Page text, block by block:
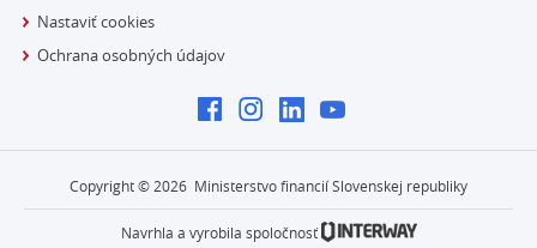
Nastaviť cookies
Ochrana osobných údajov
Copyright © 2026 Ministerstvo financií Slovenskej republiky
Navrhla a vyrobila spoločnosť